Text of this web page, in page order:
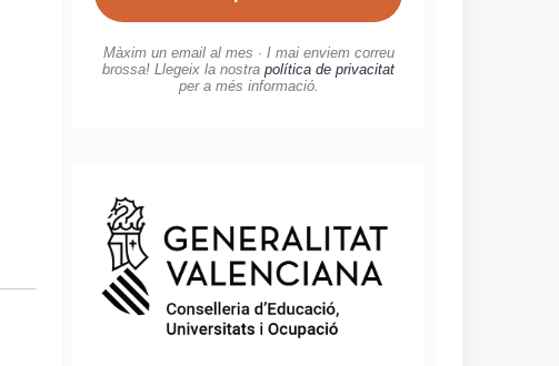
Màxim un email al mes · I mai enviem correu
brossa! Llegeix la nostrapolítica de privacitat
per a més informació.